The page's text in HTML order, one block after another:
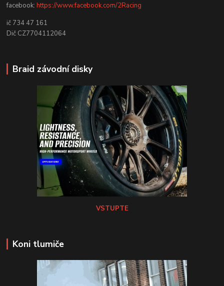
facebook:https://www.facebook.com/2Racing
ič 734 47 161
Dič CZ7704112064
Braid závodní disky
VSTUPTE
Koni tlumiče